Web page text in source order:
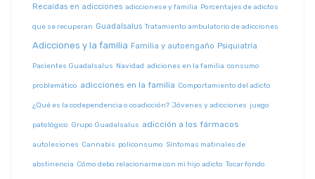
Recaídas en adicciones adiccionese y familia Porcentajes de adictos
que se recuperan Guadalsalus Tratamiento ambulatorio de adicciones
Adicciones y la familia Familia y autoengaño Psiquiatría
Pacientes Guadalsalus Navidad adiciones en la familia consumo
problemático adicciones en la familia Comportamiento del adicto
¿Qué es la codependencia o coadicción? Jóvenes y adicciones juego
patológico Grupo Guadalsalus adicción a los fármacos
autolesiones Cannabis policonsumo Síntomas matinales de
abstinencia Cómo debo relacionarme con mi hijo adicto Tocar fondo